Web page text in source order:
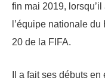
fin mai 2019,
l’équipe nationale
20 de la FIFA.
Il a fait ses débuts